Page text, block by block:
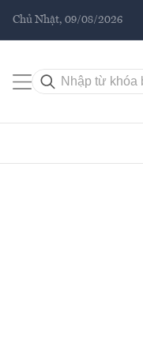
Chủ Nhật, 09/08/2026